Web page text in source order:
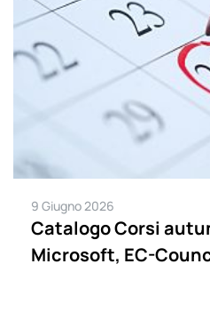
9 Giugno 2026
Catalogo Corsi
Microsoft, EC-